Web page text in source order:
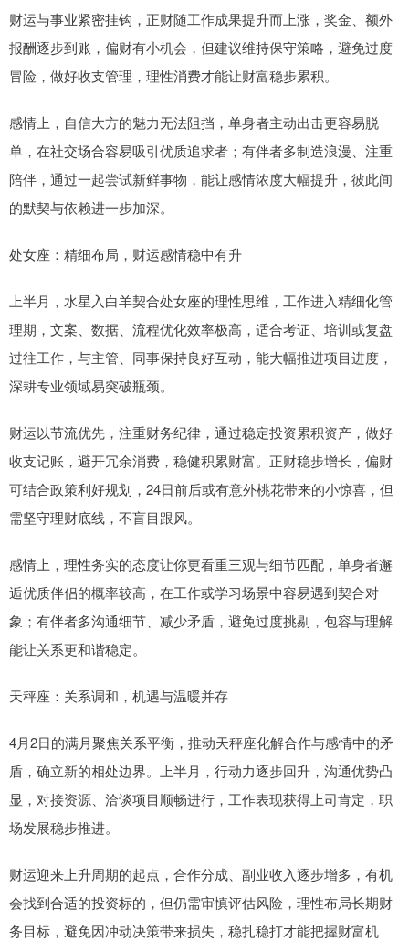
财运与事业紧密挂钩，正财随工作成果提升而上涨，奖金、额外
报酬逐步到账，偏财有小机会，但建议维持保守策略，避免过度
冒险，做好收支管理，理性消费才能让财富稳步累积。
感情上，自信大方的魅力无法阻挡，单身者主动出击更容易脱
单，在社交场合容易吸引优质追求者；有伴者多制造浪漫、注重
陪伴，通过一起尝试新鲜事物，能让感情浓度大幅提升，彼此间
的默契与依赖进一步加深。
处女座：精细布局，财运感情稳中有升
上半月，水星入白羊契合处女座的理性思维，工作进入精细化管
理期，文案、数据、流程优化效率极高，适合考证、培训或复盘
过往工作，与主管、同事保持良好互动，能大幅推进项目进度，
深耕专业领域易突破瓶颈。
财运以节流优先，注重财务纪律，通过稳定投资累积资产，做好
收支记账，避开冗余消费，稳健积累财富。正财稳步增长，偏财
可结合政策利好规划，24日前后或有意外桃花带来的小惊喜，但
需坚守理财底线，不盲目跟风。
感情上，理性务实的态度让你更看重三观与细节匹配，单身者邂
逅优质伴侣的概率较高，在工作或学习场景中容易遇到契合对
象；有伴者多沟通细节、减少矛盾，避免过度挑剔，包容与理解
能让关系更和谐稳定。
天秤座：关系调和，机遇与温暖并存
4月2日的满月聚焦关系平衡，推动天秤座化解合作与感情中的矛
盾，确立新的相处边界。上半月，行动力逐步回升，沟通优势凸
显，对接资源、洽谈项目顺畅进行，工作表现获得上司肯定，职
场发展稳步推进。
财运迎来上升周期的起点，合作分成、副业收入逐步增多，有机
会找到合适的投资标的，但仍需审慎评估风险，理性布局长期财
务目标，避免因冲动决策带来损失，稳扎稳打才能把握财富机